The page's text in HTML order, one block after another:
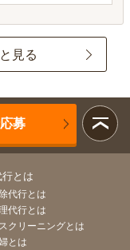
見る
募
とは
代行とは
代行とは
クリーニングとは
とは